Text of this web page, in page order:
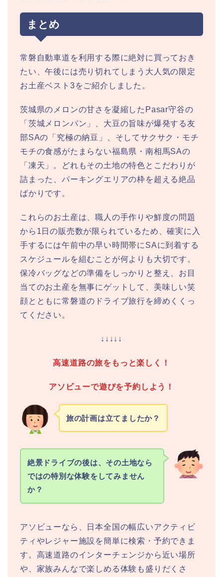
まとめ
常磐自動車道を利用する際に絶対に買っておき
たい、午後には売り切れてしまう大人気の限定
お土産ベスト3をご紹介しました。
茨城県のメロンの甘さを凝縮したPasar守谷の
「茨城メロンパン」、大豆の旨味が爆発する友
部SAの「究極の納豆」、そしてサクサク・モチ
モチの食感がたまらない福島県・南相馬SAの
「凍天」。どれもその土地の特色とこだわりが
詰まった、パーキングエリアの枠を超える絶品
ばかりです。
これらのお土産は、職人の手作りや鮮度の問題
から1日の販売数が限られているため、確実に入
手するには午前中の早い時間帯にSAに到着する
スケジュールを組むことが何よりも大切です。
保冷バッグなどの準備をしっかりと整え、お目
当てのお土産を無事にゲットして、美味しい笑
顔とともに常磐道のドライブ旅行を締めくくっ
てください。
↓↓↓↓↓
高速道路の旅をもっと楽しく！
アソビューで遊びを予約しよう！
旅の計画は立てましたか？
絶景ドライブの後は、その土地なら
ではの特別な体験をしてみません
か？
アソビューなら、日本全国の幅広いアクティビ
ティやレジャー施設を簡単に検索・予約できま
す。高速道路のインターチェンジから近い場所
や、家族みんなで楽しめる体験も盛りだくさ